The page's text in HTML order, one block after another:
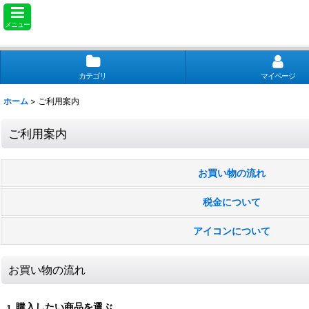
メニュー
カテゴリ マイページ
ホーム > ご利用案内
ご利用案内
お買い物の流れ
税金について
アイコンについて
お買い物の流れ
購入したい商品を選ぶ